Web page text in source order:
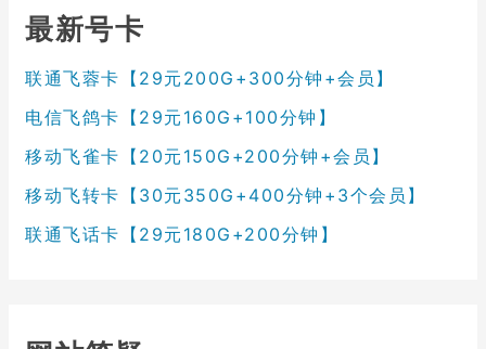
最新号卡
联通飞蓉卡【29元200G+300分钟+会员】
电信飞鸽卡【29元160G+100分钟】
移动飞雀卡【20元150G+200分钟+会员】
移动飞转卡【30元350G+400分钟+3个会员】
联通飞话卡【29元180G+200分钟】